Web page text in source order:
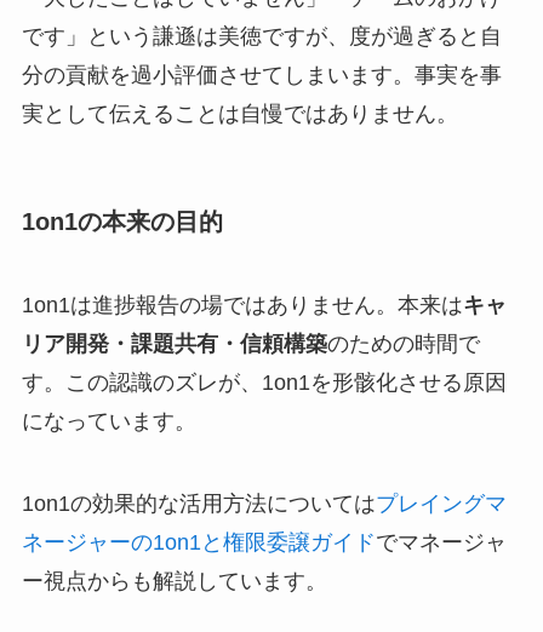
です」という謙遜は美徳ですが、度が過ぎると自
分の貢献を過小評価させてしまいます。事実を事
実として伝えることは自慢ではありません。
1on1の本来の目的
1on1は進捗報告の場ではありません。本来はキャ
リア開発・課題共有・信頼構築のための時間で
す。この認識のズレが、1on1を形骸化させる原因
になっています。
1on1の効果的な活用方法についてはプレイングマ
ネージャーの1on1と権限委譲ガイドでマネージャ
ー視点からも解説しています。